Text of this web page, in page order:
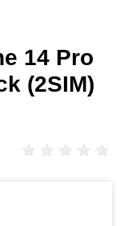
14 Pro
(2SIM)